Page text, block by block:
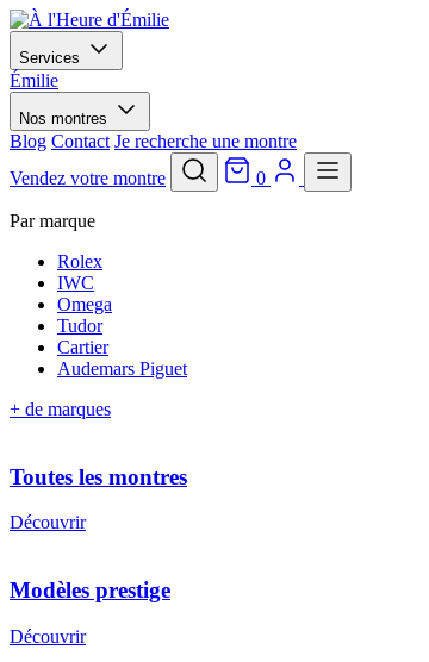
Services
Émilie
Nos montres
Blog Contact Je recherche une montre
Vendez votre montre
0
Par marque
Rolex
IWC
Omega
Tudor
Cartier
Audemars Piguet
+ de marques
Toutes les montres
Découvrir
Modèles prestige
Découvrir